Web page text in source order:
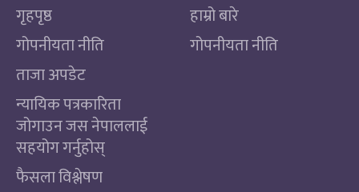
गृहपृष्ठ
गोपनीयता नीति
ताजा अपडेट
न्यायिक पत्रकारिता
जोगाउन जस नेपाललाई
सहयोग गर्नुहोस्
फैसला विश्लेषण
हाम्रो बारे
गोपनीयता नीति